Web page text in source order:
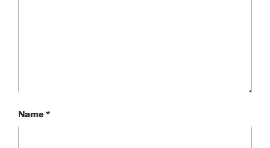
Name*